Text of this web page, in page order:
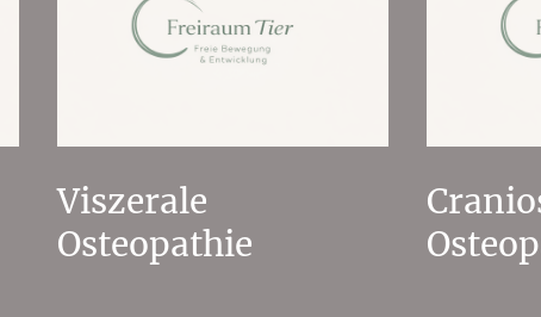
Viszerale
Osteopathie